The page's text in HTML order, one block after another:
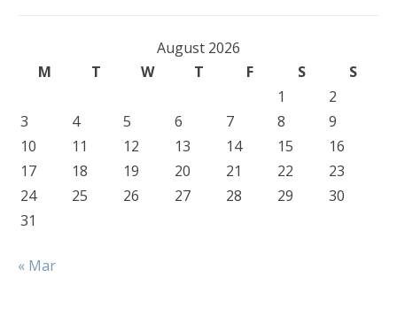
August 2026
M
T W T F S
S
1
2
3
4 5 6 7 8
9
10
11 12 13 14 15
16
17
18 19 20 21 22
23
24
25 26 27 28 29
30
31
« Mar